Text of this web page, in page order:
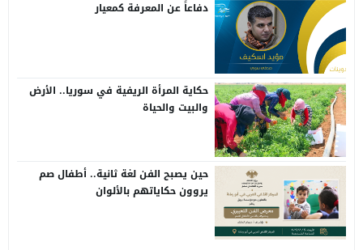
دفاعاً عن المعرفة كمعيار
حكاية المرأة الريفية في سوريا.. الأرض
والبيت والحياة
حين يصبح الفن لغة ثانية.. أطفال صم
يروون حكاياتهم بالألوان